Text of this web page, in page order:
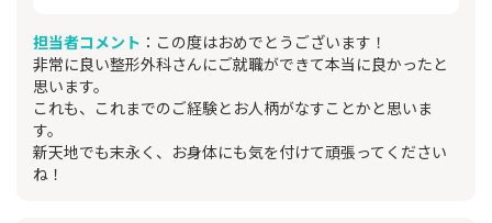
担当者コメント ：この度はおめでとうございます！
非常に良い整形外科さんにご就職ができて本当に良かったと
思います。
これも、これまでのご経験とお人柄がなすことかと思いま
す。
新天地でも末永く、お身体にも気を付けて頑張ってください
ね！